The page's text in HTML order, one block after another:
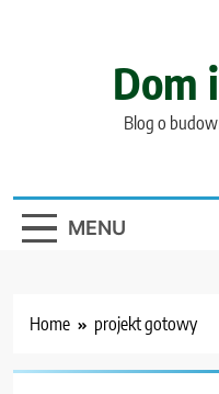
Dom
Blog o
MENU
Home projekt gotowy